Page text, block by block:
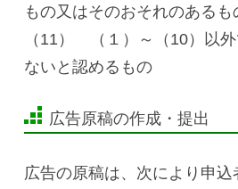
もの又はそのおそれのあるも
（11） （１）～（10）以
ないと認めるもの
広告原稿の作成・提出
広告の原稿は、次により申込